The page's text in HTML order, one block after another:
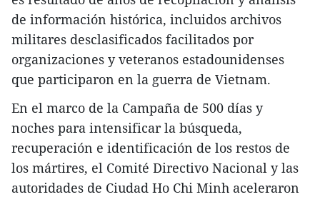
de información histórica, incluidos archivos
militares desclasificados facilitados por
organizaciones y veteranos estadounidenses
que participaron en la guerra de Vietnam.
En el marco de la Campaña de 500 días y
noches para intensificar la búsqueda,
recuperación e identificación de los restos de
los mártires, el Comité Directivo Nacional y las
autoridades de Ciudad Ho Chi Minh aceleraron